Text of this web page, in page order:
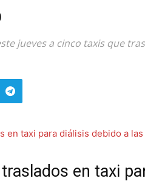
jueves a cinco taxis que
en taxi